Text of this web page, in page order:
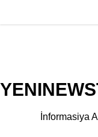
İnformasiya